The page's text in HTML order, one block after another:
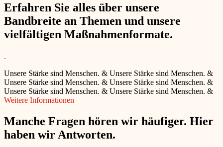
Erfahren Sie alles über unsere
Bandbreite an Themen und unsere
vielfältigen Maßnahmenformate.
Unsere Stärke sind Menschen. & Unsere Stärke sind Menschen. &
Unsere Stärke sind Menschen. & Unsere Stärke sind Menschen. &
Unsere Stärke sind Menschen. & Unsere Stärke sind Menschen. &
Weitere Informationen
Manche Fragen hören wir häufiger. Hier
haben wir Antworten.